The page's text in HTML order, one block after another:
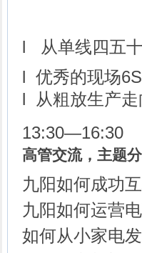
l 从单线四五
l 优秀的现场
l 从粗放生产走
13:30—16:30
高管交流，主题
九阳如何成功
九阳如何运营
如何从小家电